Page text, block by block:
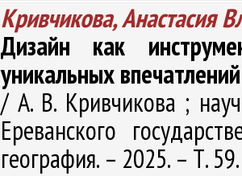
Кривчикова, Анастасия
Дизайн как
уникальных
/ А. В. Кривчикова ;
Ереванского
география. – 2025. – Т.